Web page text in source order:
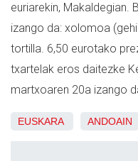
euriarekin, Makaldegian.
izango da: xolomoa
tortilla. 6,50 eurotako
txartelak eros daitezke
martxoaren 20a izango
EUSKARA ANDOAIN